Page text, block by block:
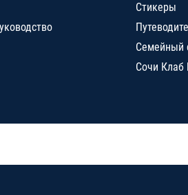
Стикеры
Семейный
Сочи Клаб